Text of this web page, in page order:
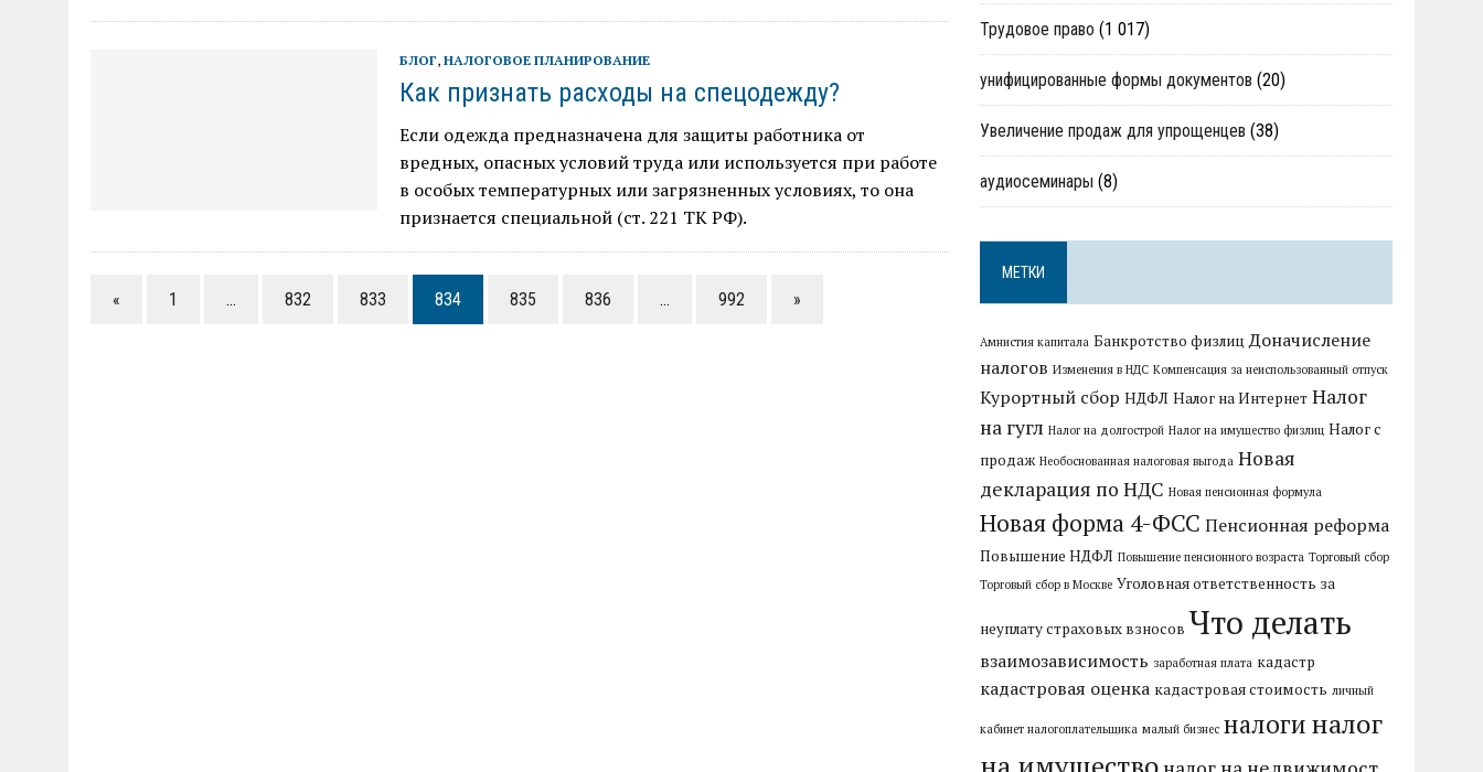
БЛОГ, НАЛОГОВОЕ ПЛАНИРОВАНИЕ
Как признать расходы на спецодежду?
Если одежда предназначена для защиты работника от
вредных, опасных условий труда или используется при работе
в особых температурных или загрязненных условиях, то она
признается специальной (ст. 221 ТК РФ).
« 1 … 832 833 834 835 836 … 992 »
Трудовое право (1 017)
унифицированные формы документов (20)
Увеличение продаж для упрощенцев (38)
аудиосеминары (8)
МЕТКИ
Амнистия капитала Банкротство физлиц Доначисление
налогов Изменения в НДС Компенсация за неиспользованный отпуск
Курортный сбор НДФЛ Налог на Интернет Налог
на гугл Налог на долгострой Налог на имущество физлиц Налог с
продаж Необоснованная налоговая выгода Новая
декларация по НДС Новая пенсионная формула
Новая форма 4-ФСС Пенсионная реформа
Повышение НДФЛ Повышение пенсионного возраста Торговый сбор
Торговый сбор в Москве Уголовная ответственность за
неуплату страховых взносов Что делать
взаимозависимость заработная плата кадастр
кадастровая оценка кадастровая стоимость личный
кабинет налогоплательщика малый бизнес налоги налог